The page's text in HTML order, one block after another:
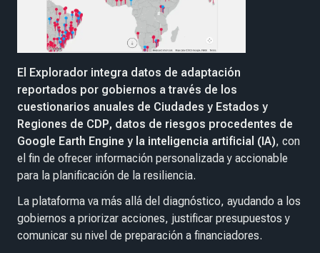
El Explorador integra datos de adaptación
reportados por gobiernos a través de los
cuestionarios anuales de Ciudades y Estados y
Regiones de CDP, datos de riesgos procedentes de
Google Earth Engine y la inteligencia artificial (IA), con
el fin de ofrecer información personalizada y accionable
para la planificación de la resiliencia.
La plataforma va más allá del diagnóstico, ayudando a los
gobiernos a priorizar acciones, justificar presupuestos y
comunicar su nivel de preparación a financiadores.